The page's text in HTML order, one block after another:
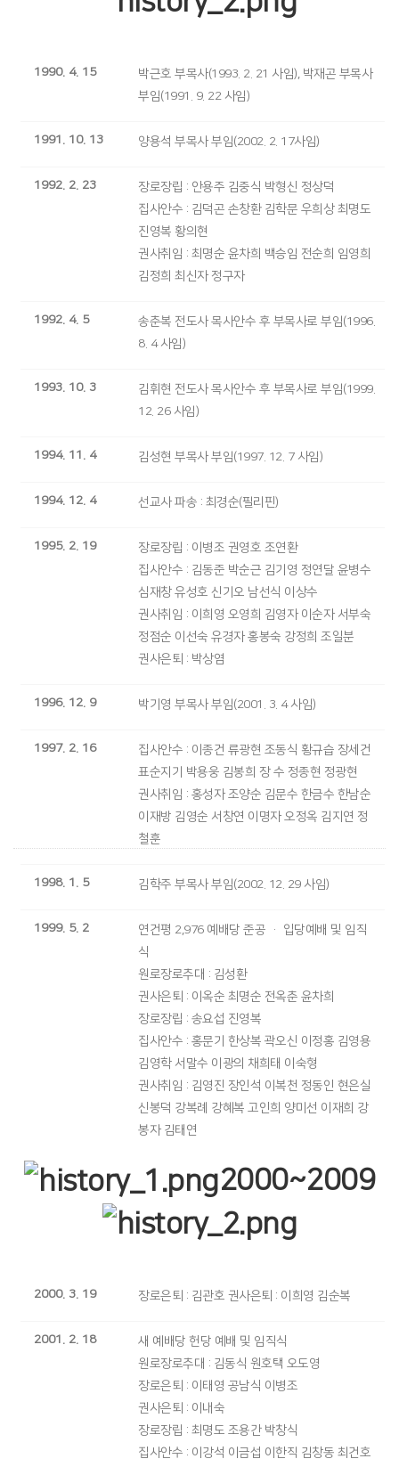
1990. 4. 15
박근호 부목사(1993. 2. 21 사임), 박재곤 부목사
부임(1991. 9. 22 사임)
1991. 10. 13 양용석 부목사 부임(2002. 2. 17사임)
1992. 2. 23
장로장립 : 안용주 김중식 박형신 정상덕
집사안수 : 김덕곤 손창환 김학문 우희상 최명도
진영복 황의현
권사취임 : 최명순 윤차희 백승임 전순희 임영희
김정희 최신자 정구자
1992. 4. 5
송춘복 전도사 목사안수 후 부목사로 부임(1996.
8. 4 사임)
1993. 10. 3
김휘현 전도사 목사안수 후 부목사로 부임(1999.
12. 26 사임)
1994. 11. 4 김성현 부목사 부임(1997. 12. 7 사임)
1994. 12. 4 선교사 파송 : 최경순(필리핀)
1995. 2. 19
장로장립 : 이병조 권영호 조연환
집사안수 : 김동준 박순근 김기영 정연달 윤병수
심재창 유성호 신기오 남선식 이상수
권사취임 : 이희영 오영희 김영자 이순자 서부숙
정점순 이선숙 유경자 홍봉숙 강정희 조일분
권사은퇴 : 박상염
1996. 12. 9 박기영 부목사 부임(2001. 3. 4 사임)
1997. 2. 16
집사안수 : 이종건 류광현 조동식 황규습 장세건
표순지기 박용웅 김봉희 장 수 정종현 정광현
권사취임 : 홍성자 조양순 김문수 한금수 한남순
이재방 김영순 서창연 이명자 오정옥 김지연 정
철훈
1998. 1. 5 김학주 부목사 부임(2002. 12. 29 사임)
1999. 5. 2
연건평 2,976 예배당 준공 · 입당예배 및 임직
식
원로장로추대 : 김성환
권사은퇴 : 이옥순 최명순 전옥춘 윤차희
장로장립 : 송요섭 진영복
집사안수 : 홍문기 한상복 곽오신 이정홍 김영용
김영학 서말수 이광의 채희태 이숙형
권사취임 : 김영진 장인석 이복천 정동인 현은실
신봉덕 강복례 강혜복 고인희 양미선 이재희 강
봉자 김태연
2000~2009
2000. 3. 19 장로은퇴 : 김관호 권사은퇴 : 이희영 김순복
2001. 2. 18
새 예배당 헌당 예배 및 임직식
원로장로추대 : 김동식 원호택 오도영
장로은퇴 : 이태영 공남식 이병조
권사은퇴 : 이내숙
장로장립 : 최명도 조용간 박창식
집사안수 : 이강석 이금섭 이한직 김창동 최건호